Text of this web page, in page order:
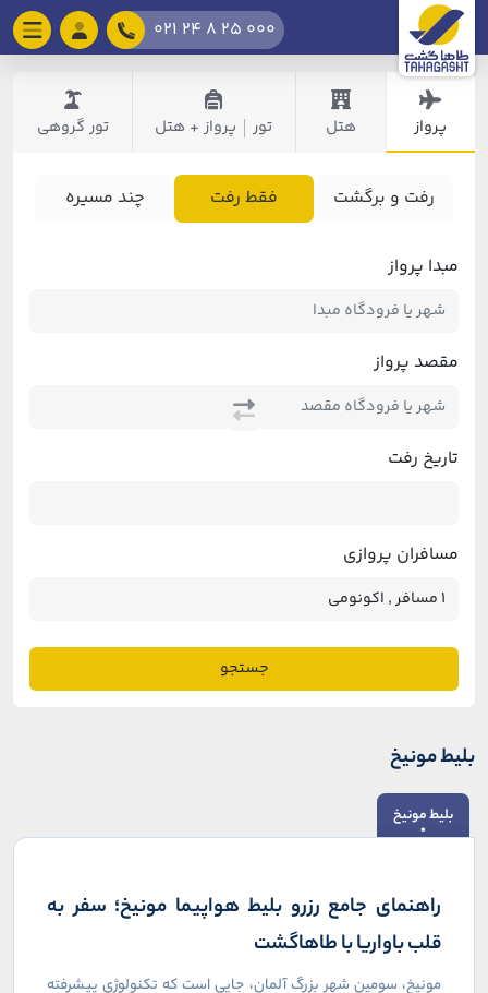
021 24 8 25 000
پرواز هتل تور پرواز + هتل تور گروهی
رفت و برگشت فقط رفت چند مسیره
مبدا پرواز
مقصد پرواز
تاریخ رفت
مسافران پروازی
جستجو
بلیط مونیخ
بلیط مونیخ
راهنمای جامع رزرو بلیط هواپیما مونیخ؛ سفر به
قلب باواریا با طاهاگشت
مونیخ، سومین شهر بزرگ آلمان، جایی است که تکنولوژی پیشرفته